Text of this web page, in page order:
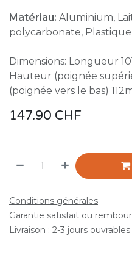
Matériau: Aluminium,
polycarbonate, Plastique
Dimensions: Longueur
Hauteur (poignée
(poignée vers le bas)
147.90 CHF
Conditions générales
Garantie satisfait ou
Livraison : 2-3 jours ouvrables